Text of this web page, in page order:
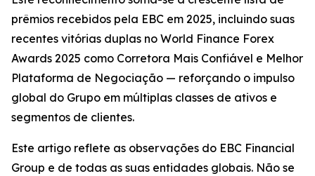
prêmios recebidos pela EBC em 2025, incluindo suas
recentes vitórias duplas no World Finance Forex
Awards 2025 como Corretora Mais Confiável e Melhor
Plataforma de Negociação — reforçando o impulso
global do Grupo em múltiplas classes de ativos e
segmentos de clientes.
Este artigo reflete as observações do EBC Financial
Group e de todas as suas entidades globais. Não se